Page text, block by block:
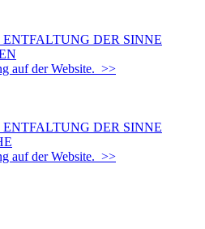
DER SINNE
auf der Website. >>
DER SINNE
auf der Website. >>